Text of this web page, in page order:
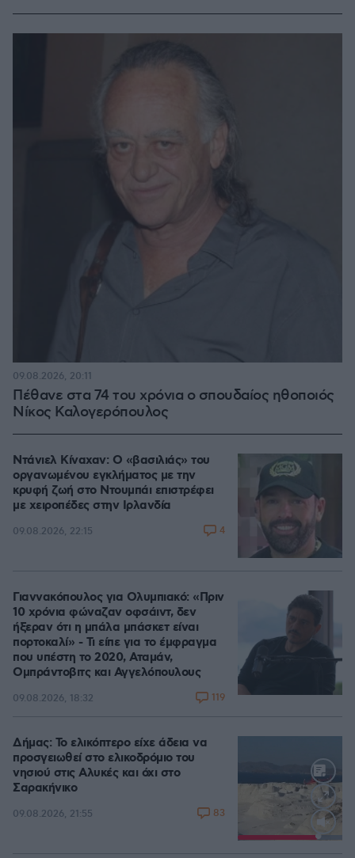
Πέθανε στα 74 του χρόνια ο σπουδαίος ηθοποιός
Νίκος Καλογερόπουλος
09.08.2026, 20:11
Ντάνιελ Κίναχαν: Ο «βασιλιάς» του
οργανωμένου εγκλήματος με την
κρυφή ζωή στο Ντουμπάι επιστρέφει
με χειροπέδες στην Ιρλανδία
09.08.2026, 22:15 4
Γιαννακόπουλος για Ολυμπιακό: «Πριν
10 χρόνια φώναζαν οφσάιντ, δεν
ήξεραν ότι η μπάλα μπάσκετ είναι
πορτοκαλί» - Τι είπε για το έμφραγμα
που υπέστη το 2020, Αταμάν,
Ομπράντοβιτς και Αγγελόπουλους
09.08.2026, 18:32 119
Loaded:
Δήμας: Το ελικόπτερο είχε άδεια να
προσγειωθεί στο ελικοδρόμιο του
νησιού στις Αλυκές και όχι στο
Σαρακήνικο
09.08.2026, 21:55 83